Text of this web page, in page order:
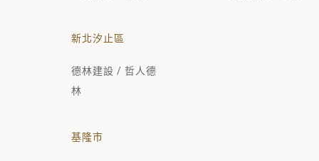
新北汐止區
德林建設 / 哲人德
林
基隆市